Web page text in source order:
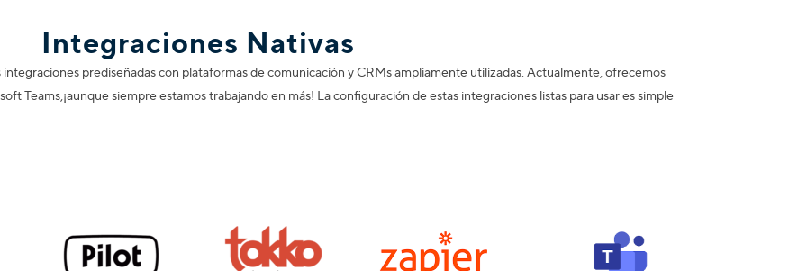
Integraciones Nativas
prediseñadas con plataformas de comunicación y CRMs ampliamente utilizadas. Actualmente, ofrecemos
Teams,¡aunque siempre estamos trabajando en más! La configuración de estas integraciones listas para usar es simple